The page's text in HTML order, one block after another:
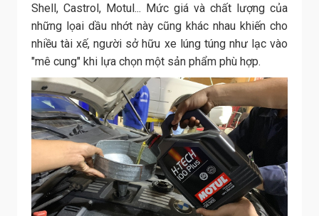
Shell, Castrol, Motul... Mức giá và chất lượng của
những lọai dầu nhớt này cũng khác nhau khiến cho
nhiều tài xế, người sở hữu xe lúng túng như lạc vào
"mê cung" khi lựa chọn một sản phẩm phù hợp.